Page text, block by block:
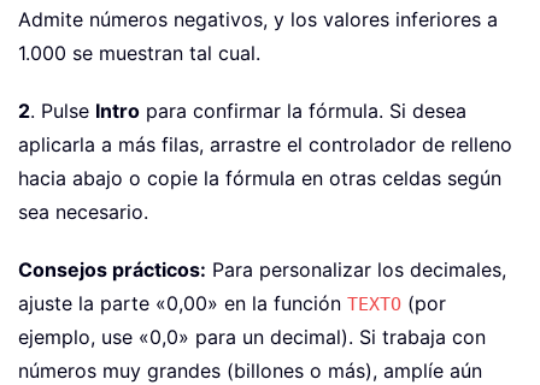
Admite números negativos, y los valores inferiores a
1.000 se muestran tal cual.
2. Pulse Intro para confirmar la fórmula. Si desea
aplicarla a más filas, arrastre el controlador de relleno
hacia abajo o copie la fórmula en otras celdas según
sea necesario.
Consejos prácticos: Para personalizar los decimales,
ajuste la parte «0,00» en la función TEXTO (por
ejemplo, use «0,0» para un decimal). Si trabaja con
números muy grandes (billones o más), amplíe aún